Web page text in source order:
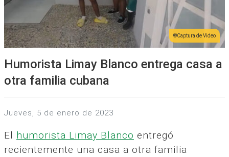
Captura de Video
Humorista Limay Blanco entrega casa a
otra familia cubana
jueves, 5 de enero de 2023
El humorista Limay Blanco entregó
recientemente una casa a otra familia